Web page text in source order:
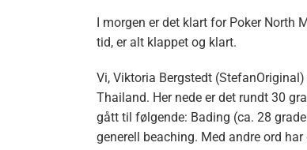
I morgen er det klart for Poker North
tid, er alt klappet og klart.
Vi, Viktoria Bergstedt
Thailand. Her nede er det rundt 30
gått til følgende: Bading (ca. 28
generell beaching. Med andre ord